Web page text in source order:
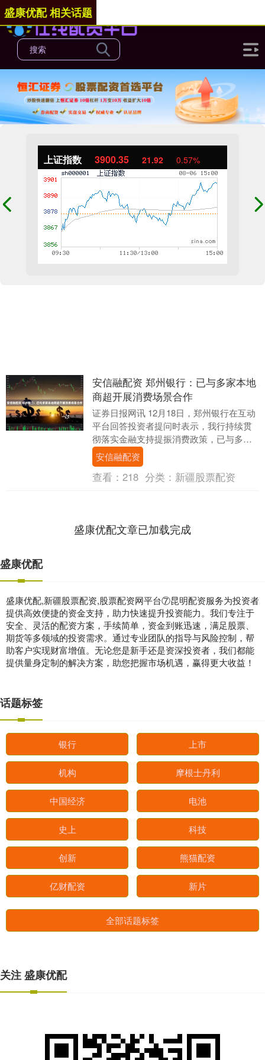
上证指数 3900.35 21.92 0.57%
盛康优配 相关话题
安信融配资 郑州银行：已与多家本地
商超开展消费场景合作
证券日报网讯 12月18日，郑州银行在互动
平台回答投资者提问时表示，我行持续贯
彻落实金融支持提振消费政策，已与多家
本地商超开展消费场景合作，并通过优化
信贷额度与....
安信融配资
查看： 218 分类： 新疆股票配资
盛康优配文章已加载完成
盛康优配
盛康优配,新疆股票配资,股票配资网平台⑦昆明配资服务为投资者
提供高效便捷的资金支持，助力快速提升投资能力。我们专注于
安全、灵活的配资方案，手续简单，资金到账迅速，满足股票、
期货等多领域的投资需求。通过专业团队的指导与风险控制，帮
助客户实现财富增值。无论您是新手还是资深投资者，我们都能
提供量身定制的解决方案，助您把握市场机遇，赢得更大收益！
话题标签
银行 上市
机构 摩根士丹利
中国经济 电池
史上 科技
创新 熊猫配资
亿财配资 新片
全部话题标签
关注 盛康优配